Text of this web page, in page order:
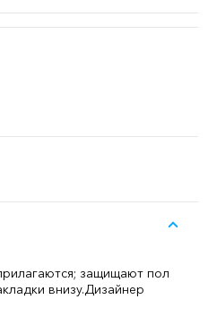
защищают пол
внизу.Дизайнер